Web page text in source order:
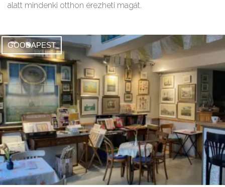
alatt mindenki otthon érezheti magát.
GOODAPEST